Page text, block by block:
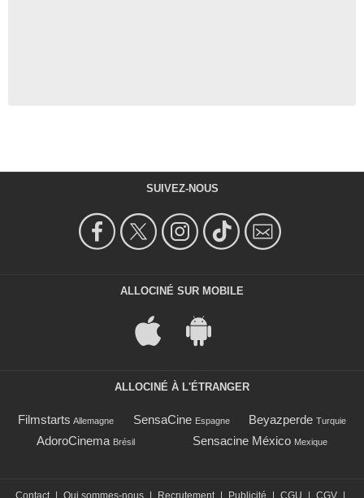
SUIVEZ-NOUS
ALLOCINÉ SUR MOBILE
ALLOCINÉ À L'ÉTRANGER
Filmstarts Allemagne SensaCine Espagne Beyazperde Turquie
AdoroCinema Brésil Sensacine México Mexique
Contact | Qui sommes-nous | Recrutement | Publicité | CGU | CGV |